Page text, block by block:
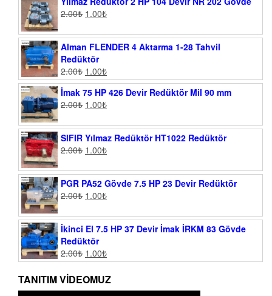
2.00₺ 1.00₺
Alman FLENDER 4 Aktarma 1-28 Tahvil
Redüktör
2.00₺ 1.00₺
İmak 75 HP 426 Devir Redüktör Mil 90 mm
2.00₺ 1.00₺
SIFIR Yılmaz Redüktör HT1022 Redüktör
2.00₺ 1.00₺
PGR PA52 Gövde 7.5 HP 23 Devir Redüktör
2.00₺ 1.00₺
İkinci El 7.5 HP 37 Devir İmak İRKM 83 Gövde
Redüktör
2.00₺ 1.00₺
TANITIM VIDEOMUZ